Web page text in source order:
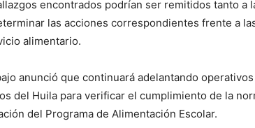
encontrados podrían ser remitidos tanto a
las acciones correspondientes frente a
alimentario.
anunció que continuará adelantando
del Huila para verificar el cumplimiento de la
del Programa de Alimentación Escolar.